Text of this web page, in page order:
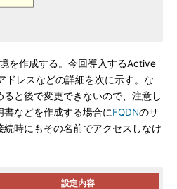
を作成する。今回導入するActive
ドレスなどの詳細を次に示す。な
と後で変更できないので、注意し
などを作成する場合にFQDNのサ
時にもその名前でアクセスしなけ
設定内容